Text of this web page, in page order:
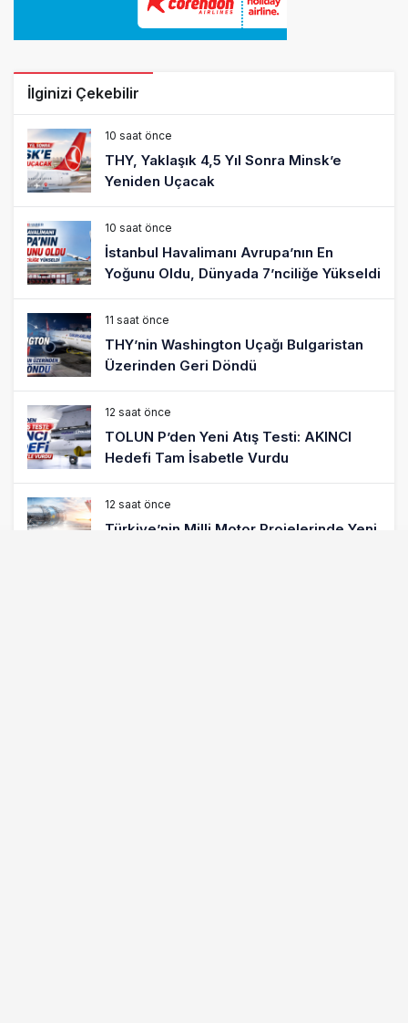
İlginizi Çekebilir
10 saat önce
THY, Yaklaşık 4,5 Yıl Sonra Minsk’e
Yeniden Uçacak
10 saat önce
İstanbul Havalimanı Avrupa’nın En
Yoğunu Oldu, Dünyada 7’nciliğe Yükseldi
11 saat önce
THY’nin Washington Uçağı Bulgaristan
Üzerinden Geri Döndü
12 saat önce
TOLUN P’den Yeni Atış Testi: AKINCI
Hedefi Tam İsabetle Vurdu
12 saat önce
Türkiye’nin Milli Motor Projelerinde Yeni